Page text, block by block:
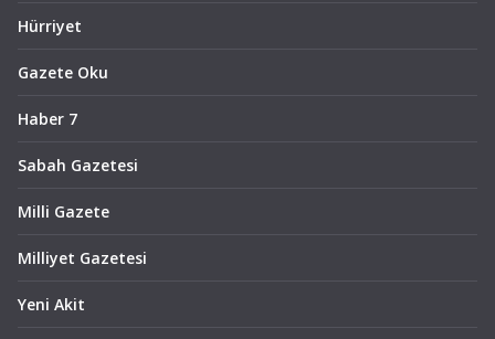
Hürriyet
Gazete Oku
Haber 7
Sabah Gazetesi
Milli Gazete
Milliyet Gazetesi
Yeni Akit